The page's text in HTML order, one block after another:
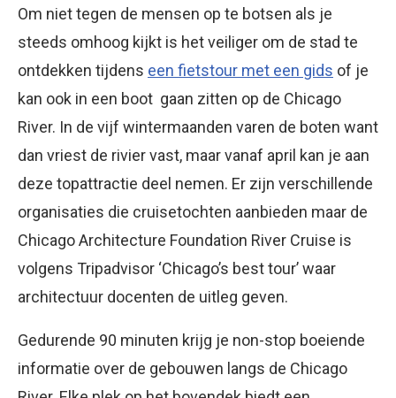
Om niet tegen de mensen op te botsen als je
steeds omhoog kijkt is het veiliger om de stad te
ontdekken tijdens een fietstour met een gids of je
kan ook in een boot gaan zitten op de Chicago
River. In de vijf wintermaanden varen de boten want
dan vriest de rivier vast, maar vanaf april kan je aan
deze topattractie deel nemen. Er zijn verschillende
organisaties die cruisetochten aanbieden maar de
Chicago Architecture Foundation River Cruise is
volgens Tripadvisor ‘Chicago’s best tour’ waar
architectuur docenten de uitleg geven.
Gedurende 90 minuten krijg je non-stop boeiende
informatie over de gebouwen langs de Chicago